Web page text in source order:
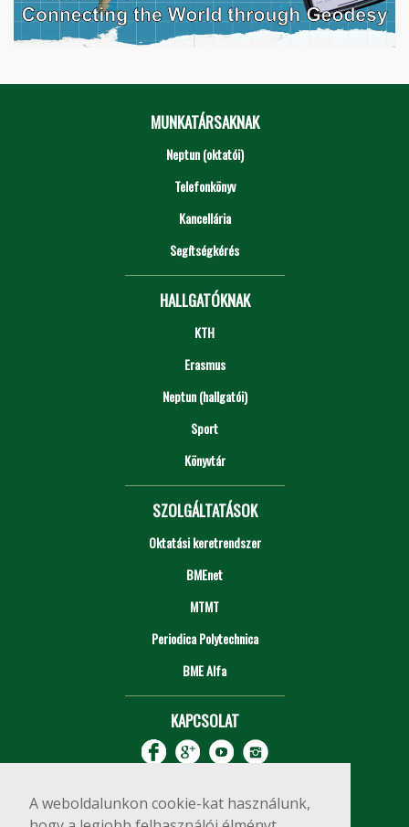
A weboldalunkon cookie-kat használunk,
MUNKATÁRSAKNAK
Neptun (oktatói)
Telefonkönyv
Kancellária
Segítségkérés
HALLGATÓKNAK
KTH
Erasmus
Neptun (hallgatói)
Sport
Könyvtár
SZOLGÁLTATÁSOK
Oktatási keretrendszer
BMEnet
MTMT
Periodica Polytechnica
BME Alfa
KAPCSOLAT